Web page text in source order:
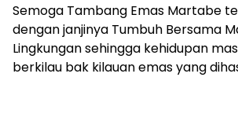
Semoga Tambang Emas Martabe
dengan janjinya Tumbuh Bersama
Lingkungan sehingga kehidupan
berkilau bak kilauan emas yang